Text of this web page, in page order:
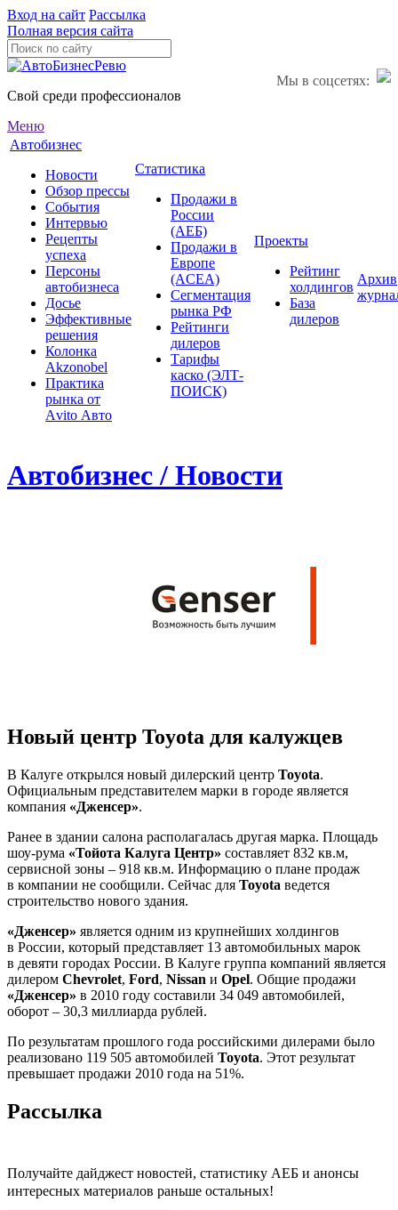
Вход на сайт Рассылка
Полная версия сайта
Мы в соцсетях:
Свой среди профессионалов
Меню
Автобизнес
Новости
Обзор прессы
События
Интервью
Рецепты
успеха
Персоны
автобизнеса
Досье
Эффективные
решения
Колонка
Akzonobel
Практика
рынка от
Аvito Авто
Статистика
Продажи в
России
(АЕБ)
Продажи в
Европе
(ACEA)
Сегментация
рынка РФ
Рейтинги
дилеров
Тарифы
каско (ЭЛТ-
ПОИСК)
Проекты
Рейтинг
холдингов
База
дилеров
Архив
Автобизнес / Новости
Новый центр Toyota для калужцев
В Калуге открылся новый дилерский центр Toyota.
Официальным представителем марки в городе является
компания «Дженсер».
Ранее в здании салона располагалась другая марка. Площадь
шоу-рума «Тойота Калуга Центр» составляет 832 кв.м,
сервисной зоны – 918 кв.м. Информацию о плане продаж
в компании не сообщили. Сейчас для Toyota ведется
строительство нового здания.
«Дженсер» является одним из крупнейших холдингов
в России, который представляет 13 автомобильных марок
в девяти городах России. В Калуге группа компаний является
дилером Chevrolet, Ford, Nissan и Opel. Общие продажи
«Дженсер» в 2010 году составили 34 049 автомобилей,
оборот – 30,3 миллиарда рублей.
По результатам прошлого года российскими дилерами было
реализовано 119 505 автомобилей Toyota. Этот результат
превышает продажи 2010 года на 51%.
Рассылка
Получайте дайджест новостей, статистику АЕБ и анонсы
интересных материалов раньше остальных!